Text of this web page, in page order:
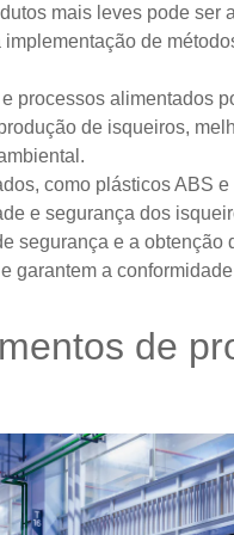
mais leves pode ser
de
processos alimentados
de isqueiros,
como plásticos ABS
e segurança dos
segurança e a obtenção
garantem a
de